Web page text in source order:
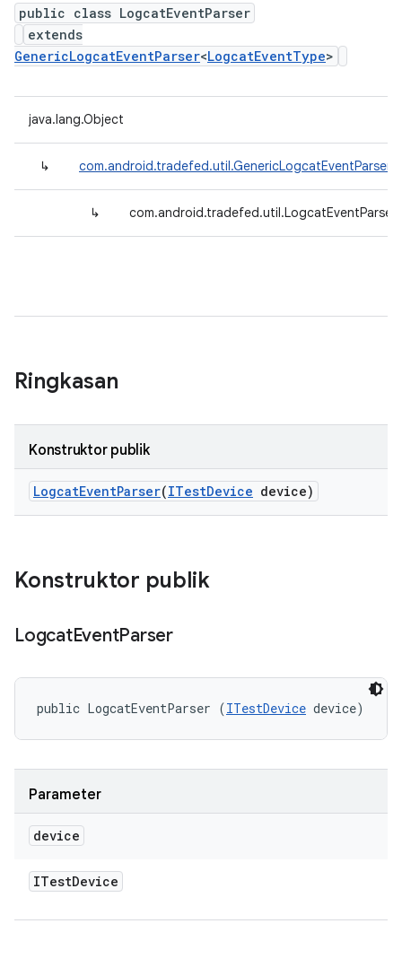
public class LogcatEventParser
extends
GenericLogcatEventParser<LogcatEventType>
java.lang.Object
↳ com.android.tradefed.util.GenericLogcatEventParser
↳ com.android.tradefed.util.LogcatEventParser
Ringkasan
Konstruktor publik
LogcatEventParser(ITestDevice device)
Konstruktor publik
LogcatEventParser
public LogcatEventParser (ITestDevice device)
Parameter
device
ITestDevice